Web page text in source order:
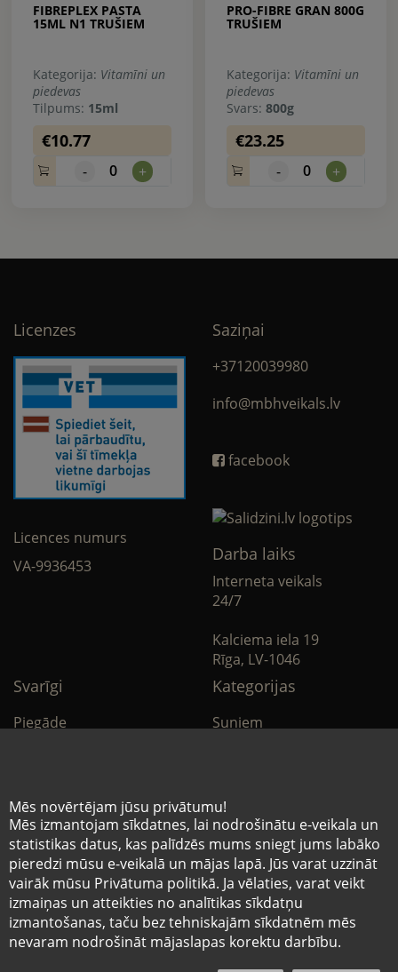
Mēs novērtējam jūsu privātumu!
Mēs izmantojam sīkdatnes, lai nodrošinātu e-veikala un
statistikas datus, kas palīdzēs mums sniegt jums labāko
pieredzi mūsu e-veikalā un mājas lapā. Jūs varat uzzināt
vairāk mūsu Privātuma politikā. Ja vēlaties, varat veikt
izmaiņas un atteikties no analītikas sīkdatņu
izmantošanas, taču bez tehniskajām sīkdatnēm mēs
nevaram nodrošināt mājaslapas korektu darbību.
0
FIBREPLEX PASTA
15ML N1 TRUŠIEM
Kategorija: Vitamīni un
piedevas
Tilpums: 15ml
€10.77
- 0 +
PRO-FIBRE GRAN 800G
TRUŠIEM
Kategorija: Vitamīni un
piedevas
Svars: 800g
€23.25
- 0 +
Licenzes
Licences numurs
VA-9936453
Saziņai
+37120039980
info@mbhveikals.lv
facebook
Darba laiks
Interneta veikals
24/7
Kalciema iela 19
Rīga, LV-1046
Svarīgi
Piegāde
Noteikumi
Privātuma politika
Sīkdatņu noteikumi
Kategorijas
Suņiem
Citi
E-Aptieka
© Mazo brāļu hospitālis 2026